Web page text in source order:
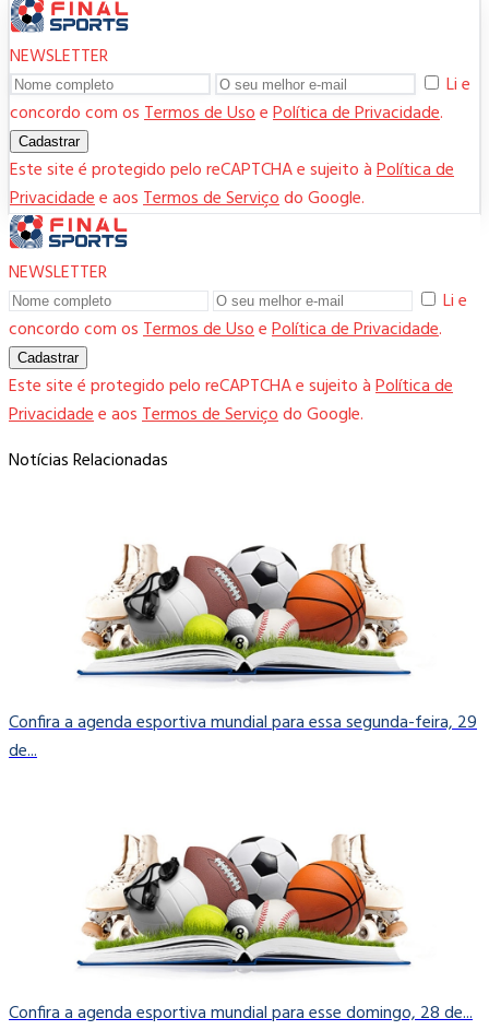
NEWSLETTER
Li e
concordo com osTermos de UsoePolítica de Privacidade.
Cadastrar
Este site é protegido pelo reCAPTCHA e sujeito àPolítica de
Privacidadee aosTermos de Serviçodo Google.
NEWSLETTER
Li e
concordo com osTermos de UsoePolítica de Privacidade.
Cadastrar
Este site é protegido pelo reCAPTCHA e sujeito àPolítica de
Privacidadee aosTermos de Serviçodo Google.
Notícias Relacionadas
Confira a agenda esportiva mundial para essa segunda-feira, 29
de...
Confira a agenda esportiva mundial para esse domingo, 28 de...